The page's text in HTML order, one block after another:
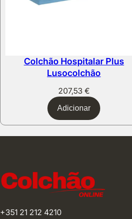
Colchão Hospitalar Plus
Lusocolchão
207,53 €
Adicionar
+351 21 212 4210